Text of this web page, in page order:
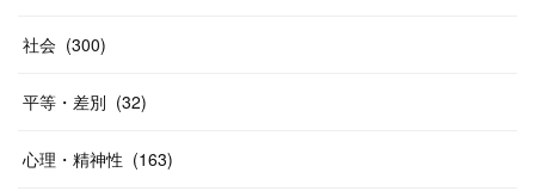
社会 (300)
平等・差別 (32)
心理・精神性 (163)